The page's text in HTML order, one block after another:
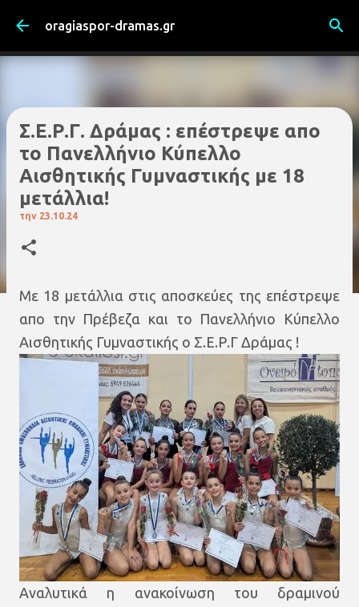
Μετάβαση στο κύριο περιεχόμενο
oragiaspor-dramas.gr
Σ.Ε.Ρ.Γ. Δράμας : επέστρεψε απο
το Πανελλήνιο Κύπελλο
Αισθητικής Γυμναστικής με 18
μετάλλια!
την 23.10.24
Με 18 μετάλλια στις αποσκεύες της επέστρεψε
απο την Πρέβεζα και το Πανελλήνιο Κύπελλο
Αισθητικής Γυμναστικής ο Σ.Ε.Ρ.Γ Δράμας !
Αναλυτικά η ανακοίνωση του δραμινού